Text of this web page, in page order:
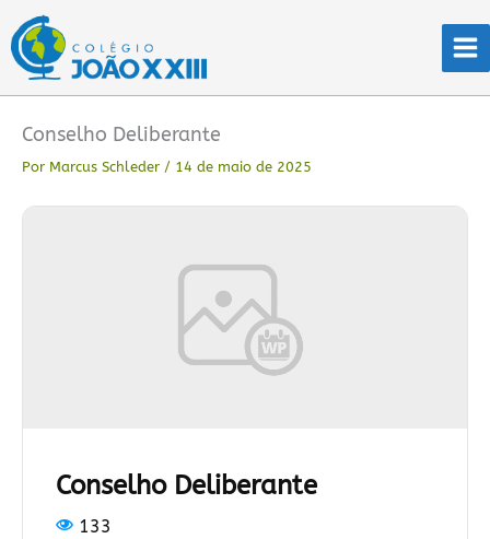
para
conteúdo
Conselho Deliberante
Por Marcus Schleder / 14 de maio de 2025
Conselho Deliberante
133